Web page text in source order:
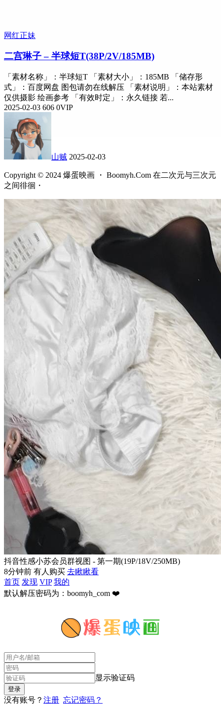
网红正妹
二宫琳子 – 半球短T(38P/2V/185MB)
「素材名称」：半球短T 「素材大小」：185MB 「储存形
式」：百度网盘 图包请勿在线解压 「素材说明」：本站素材
仅供摄影 绘画参考 「有效时定」：永久链接 若...
2025-02-03 606 0VIP
山贼 2025-02-03
Copyright © 2024 爆蛋映画 ・ Boomyh.Com 在二次元与三次元
之间徘徊・
抖音性感小苏会员群视图 - 第一期(19P/18V/250MB)
8分钟前 有人购买 去瞅瞅看
首页 发现 VIP 我的
默认解压密码为：boomyh_com ❤️
显示验证码
没有账号？ 注册 忘记密码？